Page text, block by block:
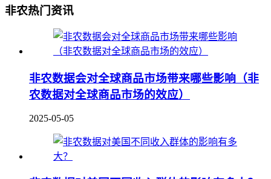
非农热门资讯
非农数据会对全球商品市场带来哪些影响（非
农数据对全球商品市场的效应）
2025-05-05